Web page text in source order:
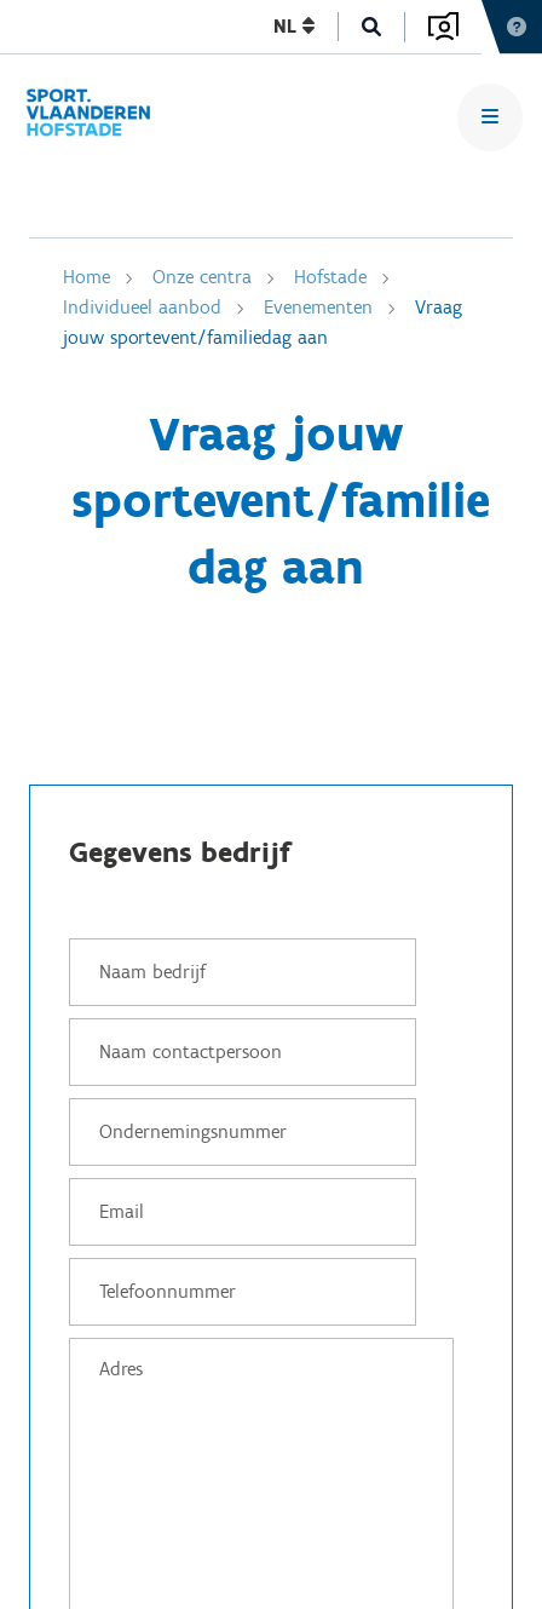
NL
Home Onze centra
Hofstade
Individueel aanbod
Evenementen
Vraag
jouw sportevent/familiedag aan
Vraag jouw
sportevent/familie
dag aan
Gegevens bedrijf